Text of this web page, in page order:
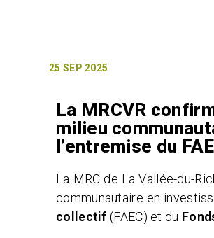
25 SEP 2025
La MRCVR
milieu
l’entremise du
La MRC de La Vallée-du-
communautaire en
collectif (FAEC) et du